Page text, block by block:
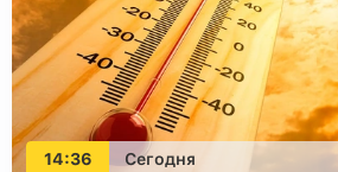
14:36 Сегодня